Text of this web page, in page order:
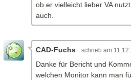
ob er vielleicht lieber VA
auch.
CAD-Fuchs am
Danke für Bericht und
welchen Monitor kann man